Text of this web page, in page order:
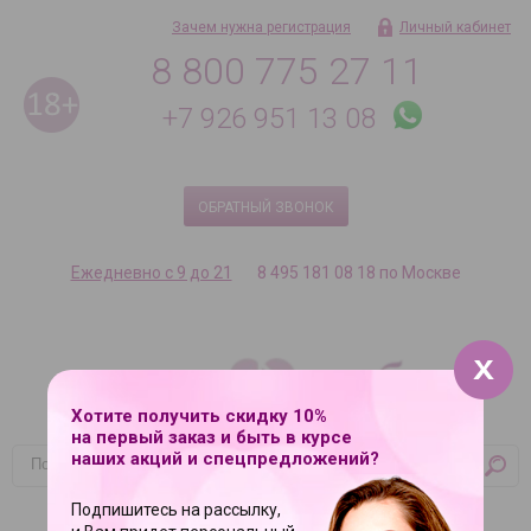
8 800 775 27 11
+7 926 951 13 08
ОБРАТНЫЙ ЗВОНОК
Зачем нужна регистрация Личный кабинет
Ежедневно с 9 до 21 8 495 181 08 18 по Москве
Ваша корзина пуста
Хотите получить скидку 10%
на первый заказ и быть в курсе
наших акций и спецпредложений?
Подпишитесь на рассылку,